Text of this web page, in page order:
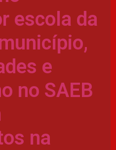
escola da
e
no SAEB
na